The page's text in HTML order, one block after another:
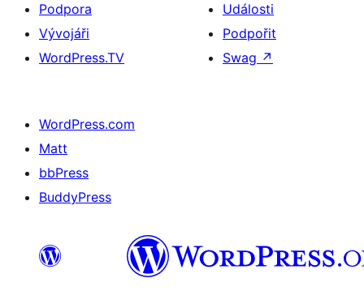
Podpora
Vývojáři
WordPress.TV
Události
Podpořit
Swag ↗
WordPress.com
Matt
bbPress
BuddyPress